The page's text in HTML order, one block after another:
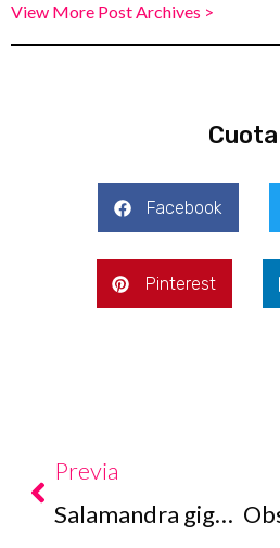
View More Post Archives >
Cuota
Facebook
Pinterest
Previa
Salamandra gigante japonesa